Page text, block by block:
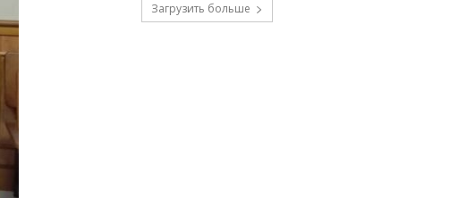
Загрузить больше